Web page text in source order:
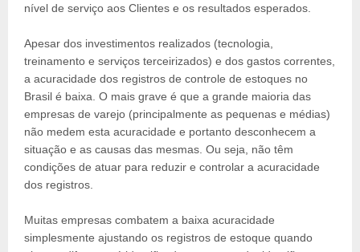
nível de serviço aos Clientes e os resultados esperados.
Apesar dos investimentos realizados (tecnologia,
treinamento e serviços terceirizados) e dos gastos correntes,
a acuracidade dos registros de controle de estoques no
Brasil é baixa. O mais grave é que a grande maioria das
empresas de varejo (principalmente as pequenas e médias)
não medem esta acuracidade e portanto desconhecem a
situação e as causas das mesmas. Ou seja, não têm
condições de atuar para reduzir e controlar a acuracidade
dos registros.
Muitas empresas combatem a baixa acuracidade
simplesmente ajustando os registros de estoque quando